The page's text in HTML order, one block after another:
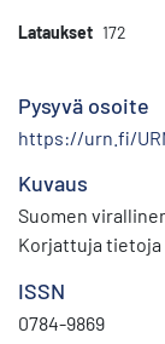
Lataukset 172
Pysyvä osoite
https://urn.fi/
Kuvaus
Suomen
Korjattuja tietoja
ISSN
0784-9869